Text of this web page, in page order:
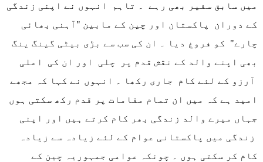
میں سابق سفیر بھی رہے ۔ تاہم انہوں نے اپنی زندگی
کے دوران پاکستان اور چین کے مابین "آہنی بھائی
چارے" کو فروغ دیا ۔ ان کی سب سے بڑی بیٹی گینگ ینگ
بھی اپنے والد کے نقش قدم پر چلی اور ان کی اعلی
آرزو کے لئے کام جاری رکھا ۔ انہوں نے کہا کہ مجھے
امید ہے کہ میں ان تمام مقامات پر قدم رکھ سکتی ہوں
جہاں میرے والد زندگی بھر کام کرتے ہیں اور اپنی
زندگی میں پاکستانی عوام کے لئے زیادہ سے زیادہ
کام کر سکتی ہوں ۔ چونکہ عوامی جمہوریہ چین کے